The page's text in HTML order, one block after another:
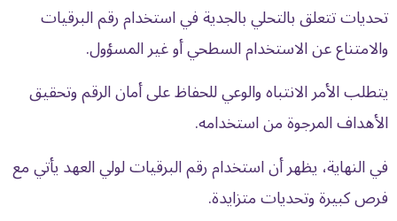
تحديات تتعلق بالتحلي بالجدية في استخدام رقم البرقيات
والامتناع عن الاستخدام السطحي أو غير المسؤول.
يتطلب الأمر الانتباه والوعي للحفاظ على أمان الرقم وتحقيق
الأهداف المرجوة من استخدامه.
في النهاية، يظهر أن استخدام رقم البرقيات لولي العهد يأتي مع
فرص كبيرة وتحديات متزايدة.